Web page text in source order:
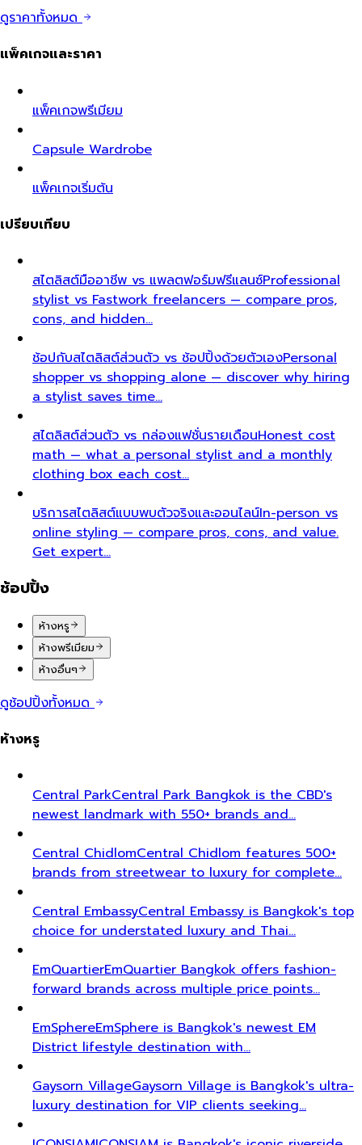
ดูราคาทั้งหมด
แพ็คเกจและราคา
แพ็คเกจพรีเมียม
Capsule Wardrobe
แพ็คเกจเริ่มต้น
เปรียบเทียบ
สไตลิสต์มืออาชีพ vs แพลตฟอร์มฟรีแลนซ์Professional
stylist vs Fastwork freelancers — compare pros,
cons, and hidden…
ช้อปกับสไตลิสต์ส่วนตัว vs ช้อปปิ้งด้วยตัวเองPersonal
shopper vs shopping alone — discover why hiring
a stylist saves time…
สไตลิสต์ส่วนตัว vs กล่องแฟชั่นรายเดือนHonest cost
math — what a personal stylist and a monthly
clothing box each cost…
บริการสไตลิสต์แบบพบตัวจริงและออนไลน์In-person vs
online styling — compare pros, cons, and value.
Get expert…
ช้อปปิ้ง
ห้างหรู
ห้างพรีเมียม
ห้างอื่นๆ
ดูช้อปปิ้งทั้งหมด
ห้างหรู
Central ParkCentral Park Bangkok is the CBD's
newest landmark with 550+ brands and…
Central ChidlomCentral Chidlom features 500+
brands from streetwear to luxury for complete…
Central EmbassyCentral Embassy is Bangkok's top
choice for understated luxury and Thai…
EmQuartierEmQuartier Bangkok offers fashion-
forward brands across multiple price points…
EmSphereEmSphere is Bangkok's newest EM
District lifestyle destination with…
Gaysorn VillageGaysorn Village is Bangkok's ultra-
luxury destination for VIP clients seeking…